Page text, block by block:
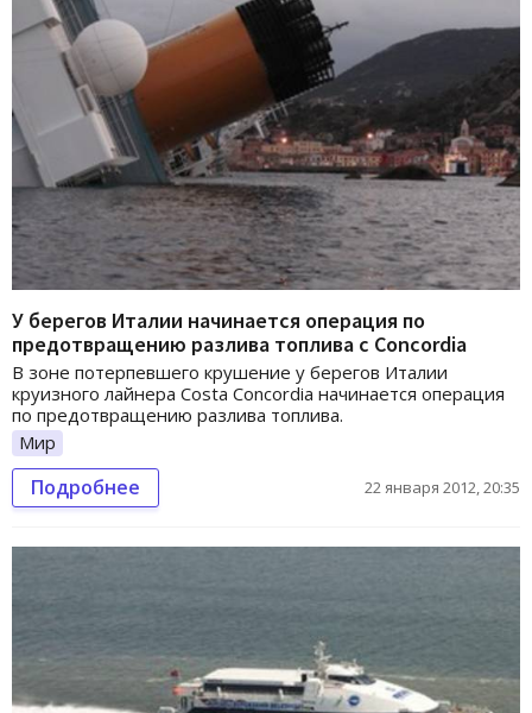
У берегов Италии начинается операция по
предотвращению разлива топлива с Concordia
В зоне потерпевшего крушение у берегов Италии
круизного лайнера Costa Concordia начинается операция
по предотвращению разлива топлива.
Мир
Подробнее 22 января 2012, 20:35